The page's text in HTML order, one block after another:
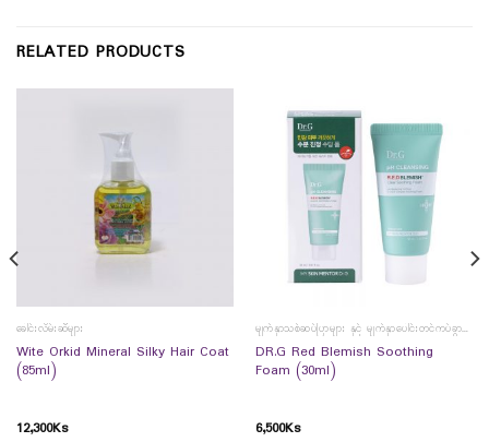
RELATED PRODUCTS
ခေါင်းလိမ်းဆီများ
Wite Orkid Mineral Silky Hair Coat
(85ml)
12,300Ks
မျက်နှာသစ်ဆပ်ပြာများ နှင့် မျက်နှာပေါင်းတင်ကပ်ခွာများ
DR.G Red Blemish Soothing
Foam (30ml)
6,500Ks